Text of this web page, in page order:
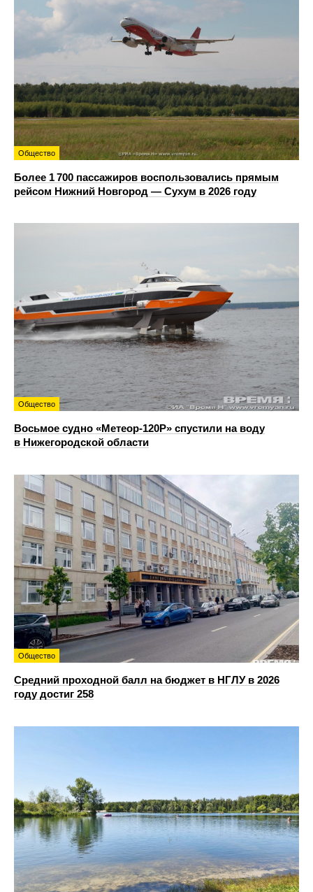
Общество
Более 1 700 пассажиров воспользовались прямым
рейсом Нижний Новгород — Сухум в 2026 году
Общество
Восьмое судно «Метеор-120Р» спустили на воду
в Нижегородской области
Общество
Средний проходной балл на бюджет в НГЛУ в 2026
году достиг 258